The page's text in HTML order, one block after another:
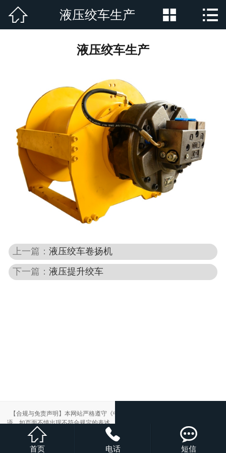
网站首页
厂房厂景
荣誉资质
行业新闻
在线留言
 液压绞车生产  
液压绞车生产
上一篇：液压绞车卷扬机
下一篇：液压提升绞车

首页

电话

短信
【合规与免责声明】本网站严格遵守《中华人民共和国广告法》，尽力规范用
语。如页面不慎出现不符合规定的表述，敬请联系我们，将立即更正；相关内容
仅供参考，不构成交易依据。
本站部分素材来自网络，如有侵权，请联系删除。